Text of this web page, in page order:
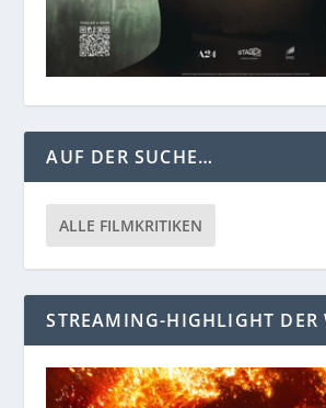
AUF DER SUCHE…
ALLE FILMKRITIKEN
STREAMING-HIGHLIGHT DER